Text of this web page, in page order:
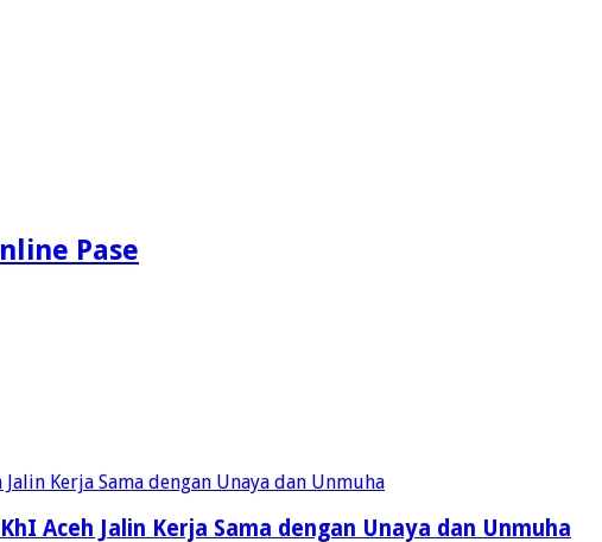
Pase
Aceh Jalin Kerja Sama dengan Unaya dan Unmuha